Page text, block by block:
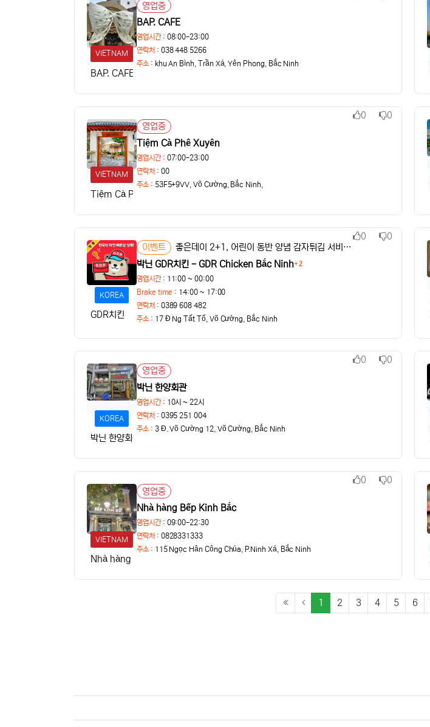
상태
VIETNAM
BAP. CAFE
영업중
BAP. CAFE
영업시간: 08:00-23:00
연락처 : 038 448 5266
주소: khu An Bình, Trần Xá, Yên Phong, Bắc Ninh
상태
VIETNAM
Tiệm Cà Phê Xuyên
영업중
Tiệm Cà Phê Xuyên
영업시간: 07:00-23:00
연락처 : 00
주소: 53F5+9VV, Võ Cường, Bắc Ninh,
0
비추천
0
상태
KOREA
GDR치킨
이벤트
좋은데이 2+1, 어린이 동반 양념 감자튀김 서비스, 할인 쿠폰 제공
박닌 GDR치킨 - GDR Chicken Bắc Ninh
댓글
2
영업시간: 11:00 ~ 00:00
Brake time : 14:00 ~ 17:00
연락처 : 0389 608 482
주소: 17 Đ Ng Tất Tố, Võ Cường, Bắc Ninh
추천
0
비추천
0
상태
KOREA
박닌 한양회관
영업중
박닌 한양회관
영업시간: 10시 ~ 22시
연락처 : 0395 251 004
주소: 3 Đ. Võ Cường 12, Võ Cường, Bắc Ninh
0
비추천
0
상태
VIETNAM
Nhà hàng Bếp Kinh Bắc
영업중
Nhà hàng Bếp Kinh Bắc
영업시간: 09:00-22:30
연락처 : 0828331333
주소: 115 Ngọc Hân Công Chúa, P.Ninh Xá, Bắc Ninh
0
비추천
0
1 (current)
2 3 4 5 6